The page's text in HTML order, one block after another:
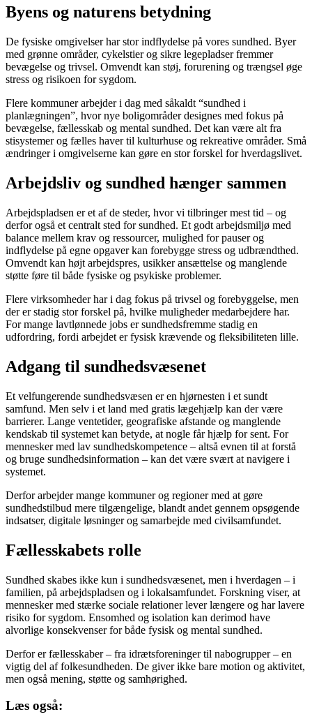
Byens og naturens betydning
De fysiske omgivelser har stor indflydelse på vores sundhed. Byer
med grønne områder, cykelstier og sikre legepladser fremmer
bevægelse og trivsel. Omvendt kan støj, forurening og trængsel øge
stress og risikoen for sygdom.
Flere kommuner arbejder i dag med såkaldt “sundhed i
planlægningen”, hvor nye boligområder designes med fokus på
bevægelse, fællesskab og mental sundhed. Det kan være alt fra
stisystemer og fælles haver til kulturhuse og rekreative områder. Små
ændringer i omgivelserne kan gøre en stor forskel for hverdagslivet.
Arbejdsliv og sundhed hænger sammen
Arbejdspladsen er et af de steder, hvor vi tilbringer mest tid – og
derfor også et centralt sted for sundhed. Et godt arbejdsmiljø med
balance mellem krav og ressourcer, mulighed for pauser og
indflydelse på egne opgaver kan forebygge stress og udbrændthed.
Omvendt kan højt arbejdspres, usikker ansættelse og manglende
støtte føre til både fysiske og psykiske problemer.
Flere virksomheder har i dag fokus på trivsel og forebyggelse, men
der er stadig stor forskel på, hvilke muligheder medarbejdere har.
For mange lavtlønnede jobs er sundhedsfremme stadig en
udfordring, fordi arbejdet er fysisk krævende og fleksibiliteten lille.
Adgang til sundhedsvæsenet
Et velfungerende sundhedsvæsen er en hjørnesten i et sundt
samfund. Men selv i et land med gratis lægehjælp kan der være
barrierer. Lange ventetider, geografiske afstande og manglende
kendskab til systemet kan betyde, at nogle får hjælp for sent. For
mennesker med lav sundhedskompetence – altså evnen til at forstå
og bruge sundhedsinformation – kan det være svært at navigere i
systemet.
Derfor arbejder mange kommuner og regioner med at gøre
sundhedstilbud mere tilgængelige, blandt andet gennem opsøgende
indsatser, digitale løsninger og samarbejde med civilsamfundet.
Fællesskabets rolle
Sundhed skabes ikke kun i sundhedsvæsenet, men i hverdagen – i
familien, på arbejdspladsen og i lokalsamfundet. Forskning viser, at
mennesker med stærke sociale relationer lever længere og har lavere
risiko for sygdom. Ensomhed og isolation kan derimod have
alvorlige konsekvenser for både fysisk og mental sundhed.
Derfor er fællesskaber – fra idrætsforeninger til nabogrupper – en
vigtig del af folkesundheden. De giver ikke bare motion og aktivitet,
men også mening, støtte og samhørighed.
Læs også: